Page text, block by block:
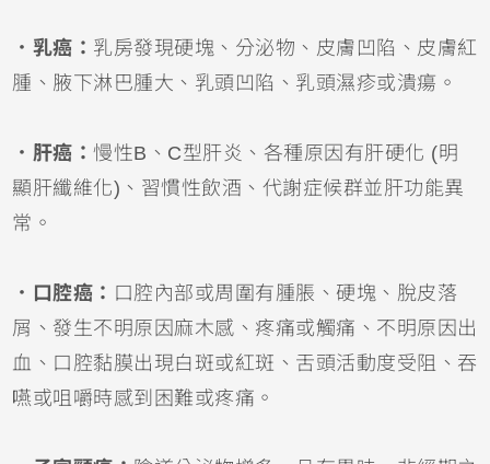
．乳癌： 乳房發現硬塊、分泌物、皮膚凹陷、皮膚紅
腫、腋下淋巴腫大、乳頭凹陷、乳頭濕疹或潰瘍。
．肝癌：慢性B、C型肝炎、各種原因有肝硬化 (明
顯肝纖維化)、習慣性飲酒、代謝症候群並肝功能異
常。
．口腔癌： 口腔內部或周圍有腫脹、硬塊、脫皮落
屑、發生不明原因麻木感、疼痛或觸痛、不明原因出
血、口腔黏膜出現白斑或紅斑、舌頭活動度受阻、吞
嚥或咀嚼時感到困難或疼痛。